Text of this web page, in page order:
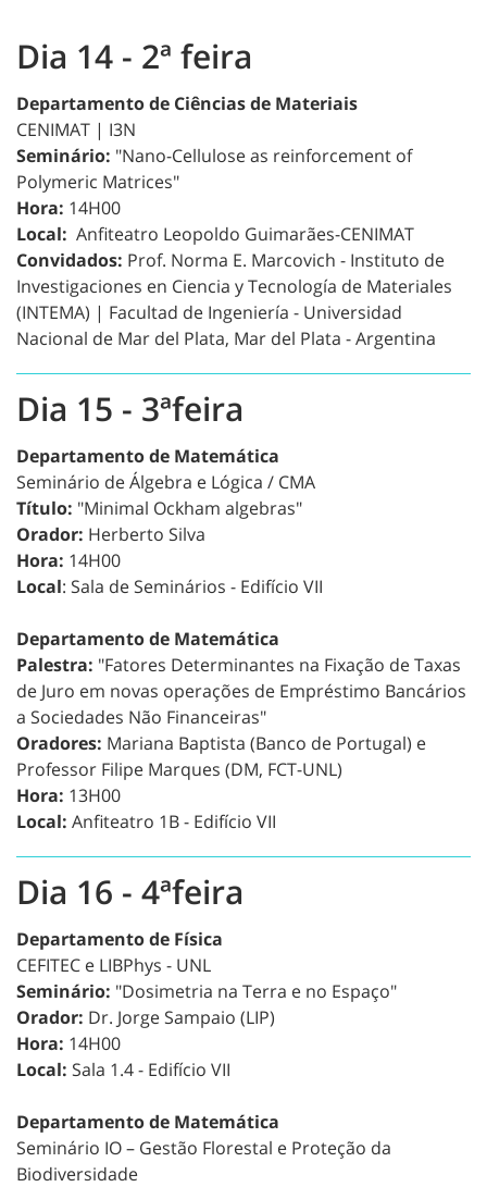
Dia 14 - 2ª feira
Departamento de Ciências de Materiais
CENIMAT | I3N
Seminário: "Nano-Cellulose as reinforcement of
Polymeric Matrices"
Hora: 14H00
Local: Anfiteatro Leopoldo Guimarães-CENIMAT
Convidados: Prof. Norma E. Marcovich - Instituto de
Investigaciones en Ciencia y Tecnología de Materiales
(INTEMA) | Facultad de Ingeniería - Universidad
Nacional de Mar del Plata, Mar del Plata - Argentina
Dia 15 - 3ªfeira
Departamento de Matemática
Seminário de Álgebra e Lógica / CMA
Título: "Minimal Ockham algebras"
Orador: Herberto Silva
Hora: 14H00
Local: Sala de Seminários - Edifício VII
Departamento de Matemática
Palestra: "Fatores Determinantes na Fixação de Taxas
de Juro em novas operações de Empréstimo Bancários
a Sociedades Não Financeiras"
Oradores: Mariana Baptista (Banco de Portugal) e
Professor Filipe Marques (DM, FCT-UNL)
Hora: 13H00
Local: Anfiteatro 1B - Edifício VII
Dia 16 - 4ªfeira
Departamento de Física
CEFITEC e LIBPhys - UNL
Seminário: "Dosimetria na Terra e no Espaço"
Orador: Dr. Jorge Sampaio (LIP)
Hora: 14H00
Local: Sala 1.4 - Edifício VII
Departamento de Matemática
Seminário IO – Gestão Florestal e Proteção da
Biodiversidade